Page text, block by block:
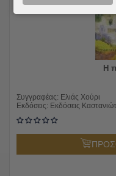
Η
Συγγραφέας: Ελιάς Χούρι
Εκδόσεις: Εκδόσεις